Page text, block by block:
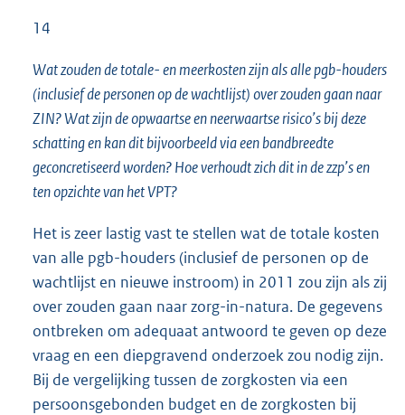
14
Wat zouden de totale- en meerkosten zijn als alle pgb-houders
(inclusief de personen op de wachtlijst) over zouden gaan naar
ZIN? Wat zijn de opwaartse en neerwaartse risico’s bij deze
schatting en kan dit bijvoorbeeld via een bandbreedte
geconcretiseerd worden? Hoe verhoudt zich dit in de zzp’s en
ten opzichte van het VPT?
Het is zeer lastig vast te stellen wat de totale kosten
van alle pgb-houders (inclusief de personen op de
wachtlijst en nieuwe instroom) in 2011 zou zijn als zij
over zouden gaan naar zorg-in-natura. De gegevens
ontbreken om adequaat antwoord te geven op deze
vraag en een diepgravend onderzoek zou nodig zijn.
Bij de vergelijking tussen de zorgkosten via een
persoonsgebonden budget en de zorgkosten bij